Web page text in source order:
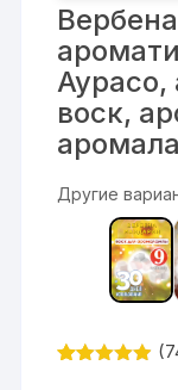
Аурасо,
воск,
Другие
(